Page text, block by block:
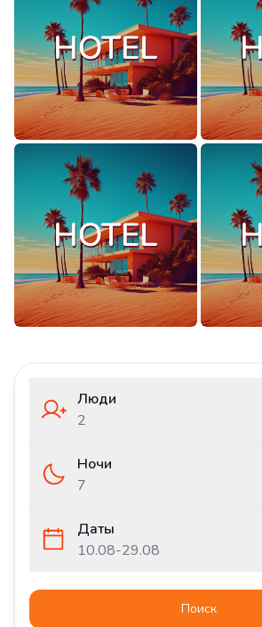
Люди
2
Ночи
7
Даты
10.08-29.08
Поиск